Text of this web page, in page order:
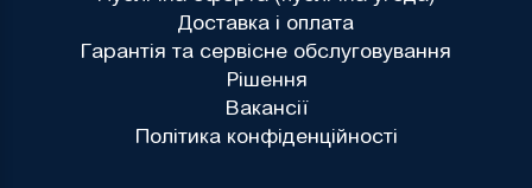
Доставка і оплата
Гарантія та сервісне обслуговування
Рішення
Вакансії
Політика конфіденційності